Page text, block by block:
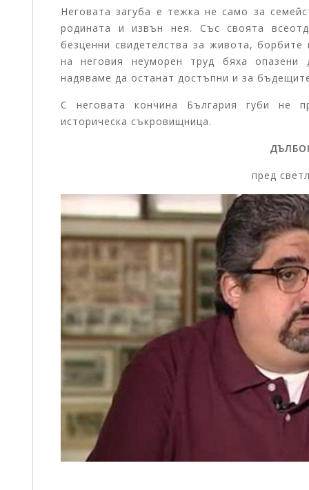
Неговата загуба е тежка не само за
родината и извън нея. Със своята
безценни свидетелства за живота,
на неговия неуморен труд бяха
надяваме да останат достъпни и за
С неговата кончина България губи не
историческа съкровищница.
пред